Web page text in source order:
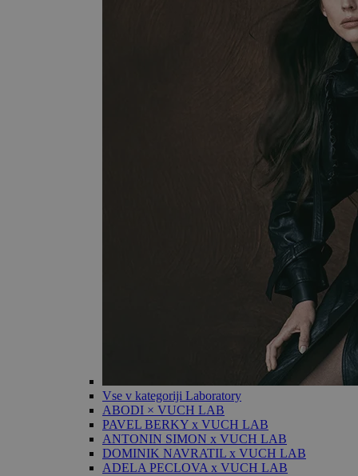
Vse v kategoriji Laboratory
ABODI × VUCH LAB
PAVEL BERKY x VUCH LAB
ANTONIN SIMON x VUCH LAB
DOMINIK NAVRATIL x VUCH LAB
ADELA PECLOVA x VUCH LAB